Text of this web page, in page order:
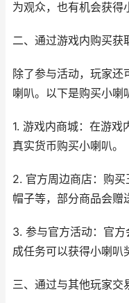
为观众，也有机会获得
二、通过游戏内购买获
除了参与活动，玩家还
喇叭。以下是购买小喇
1. 游戏内商城：在游
真实货币购买小喇叭。
2. 官方周边商店：购买
帽子等，部分商品会赠
3. 参与官方活动：官
成任务可以获得小喇叭
三、通过与其他玩家交